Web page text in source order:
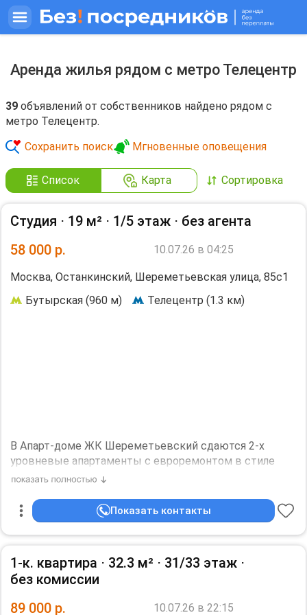
Аренда жилья рядом с метро Телецентр
39 объявлений от собственников найдено рядом с
метро Телецентр.
Сохранить поиск
Мгновенные оповещения
Список Карта Сортировка
Студия ⋅ 19 м² ⋅ 1/5 этаж ⋅ без агента
58 000 р. 10.07.26 в 04:25
Москва, Останкинский, Шереметьевская улица, 85с1
Бутырская (960 м)
Телецентр (1.3 км)
В Апарт-доме ЖК Шереметьевский сдаются 2-х
уровневые апартаменты с евроремонтом в стиле
Лофт для ценящих чистоту и порядок.
Срок аренды от 2 до 12 месяцев
В ЖК красивые холлы, консьерж, внутренний дворик,
и теннисным столом. Рядом собственная парковка.
Рижская, Владыкино.
Показать контакты
1-к. квартира ⋅ 32.3 м² ⋅ 31/33 этаж ⋅
без комиссии
89 000 р. 10.07.26 в 22:15